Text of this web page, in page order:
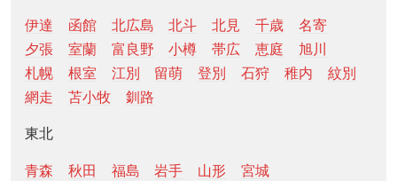
伊達 函館 北広島 北斗 北見 千歳
名寄
夕張
室蘭 富良野 小樽 帯広 恵庭
旭川
札幌
根室 江別 留萌 登別 石狩 稚内
紋別
網走
苫小牧 釧路
東北
青森 秋田 福島 岩手 山形 宮城